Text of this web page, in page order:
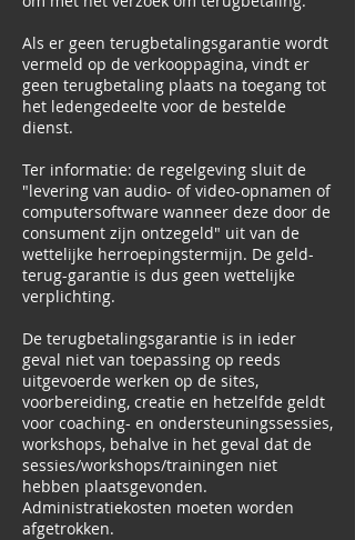
Als er geen terugbetalingsgarantie wordt
vermeld op de verkooppagina, vindt er
geen terugbetaling plaats na toegang tot
het ledengedeelte voor de bestelde
dienst.
Ter informatie: de regelgeving sluit de
"levering van audio- of video-opnamen of
computersoftware wanneer deze door de
consument zijn ontzegeld" uit van de
wettelijke herroepingstermijn. De geld-
terug-garantie is dus geen wettelijke
verplichting.
De terugbetalingsgarantie is in ieder
geval niet van toepassing op reeds
uitgevoerde werken op de sites,
voorbereiding, creatie en hetzelfde geldt
voor coaching- en ondersteuningssessies,
workshops, behalve in het geval dat de
sessies/workshops/trainingen niet
hebben plaatsgevonden.
Administratiekosten moeten worden
afgetrokken.